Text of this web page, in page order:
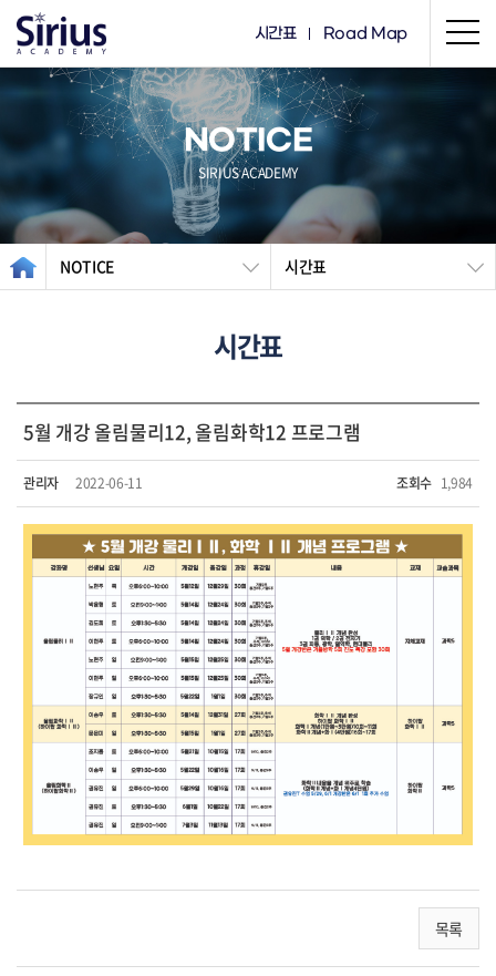
시간표 Road Map
NOTICE
SIRIUS ACADEMY
NOTICE 시간표
시간표
5월 개강 올림물리12, 올림화학12 프로그램
관리자 2022-06-11 조회수 1,984
목록